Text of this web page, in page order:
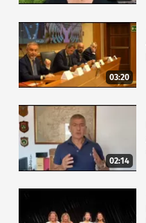
03:20
02:14